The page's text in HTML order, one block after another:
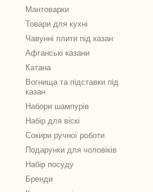
Мантоварки
Товари для кухні
Чавунні плити під казан
Афганські казани
Катана
Вогнища та підставки під
казан
Набори шампурів
Набір для віскі
Сокири ручної роботи
Подарунки для чоловіків
Набір посуду
Бренди